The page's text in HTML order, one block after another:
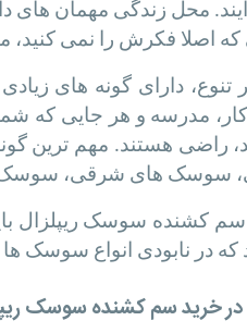
محل زندگی مهمان های
که اصلا فکرش را نمی
دارای گونه های
مدرسه و هر جایی که
راضی هستند. مهم ترین
سوسک های شرقی، سوسک
سم کشنده سوسک ریپلزال
در نابودی انواع سوسک
خرید سم کشنده سوسک